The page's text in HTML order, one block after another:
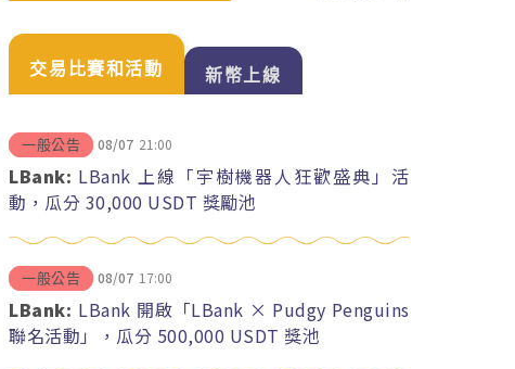
交易比賽和活動 新幣上線
一般公告 08/07 21:00
LBank: LBank 上線「宇樹機器人狂歡盛典」活
動，瓜分 30,000 USDT 獎勵池
一般公告 08/07 17:00
LBank: LBank 開啟「LBank × Pudgy Penguins
聯名活動」，瓜分 500,000 USDT 獎池